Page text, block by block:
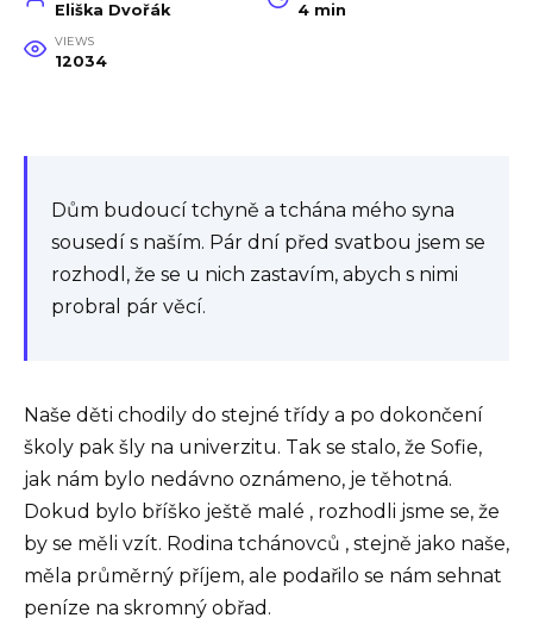
Eliška Dvořák 4 min
VIEWS
12034
Dům budoucí tchyně a tchána mého syna
sousedí s naším. Pár dní před svatbou jsem se
rozhodl, že se u nich zastavím, abych s nimi
probral pár věcí.
Naše děti chodily do stejné třídy a po dokončení
školy pak šly na univerzitu. Tak se stalo, že Sofie,
jak nám bylo nedávno oznámeno, je těhotná.
Dokud bylo bříško ještě malé , rozhodli jsme se, že
by se měli vzít. Rodina tchánovců , stejně jako naše,
měla průměrný příjem, ale podařilo se nám sehnat
peníze na skromný obřad.